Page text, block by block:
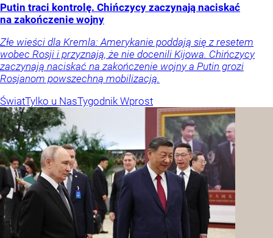
Putin traci kontrolę. Chińczycy zaczynają naciskać
na zakończenie wojny
Złe wieści dla Kremla: Amerykanie poddają się z resetem
wobec Rosji i przyznają, że nie docenili Kijowa. Chińczycy
zaczynają naciskać na zakończenie wojny a Putin grozi
Rosjanom powszechną mobilizacją.
ŚwiatTylko u NasTygodnik Wprost